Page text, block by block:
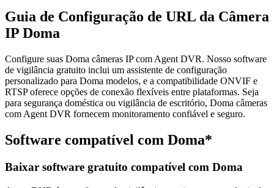
Guia de Configuração de URL da Câmera
IP Doma
Configure suas Doma câmeras IP com Agent DVR. Nosso software
de vigilância gratuito inclui um assistente de configuração
personalizado para Doma modelos, e a compatibilidade ONVIF e
RTSP oferece opções de conexão flexíveis entre plataformas. Seja
para segurança doméstica ou vigilância de escritório, Doma câmeras
com Agent DVR fornecem monitoramento confiável e seguro.
Software compatível com Doma*
Baixar software gratuito compatível com Doma